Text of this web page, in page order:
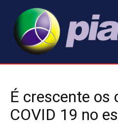
É crescente os
COVID 19 no